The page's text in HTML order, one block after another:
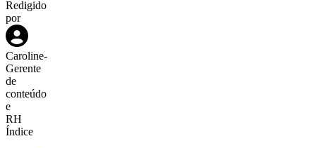
Redigido
por
Caroline-
Gerente
de
conteúdo
e
RH
Índice